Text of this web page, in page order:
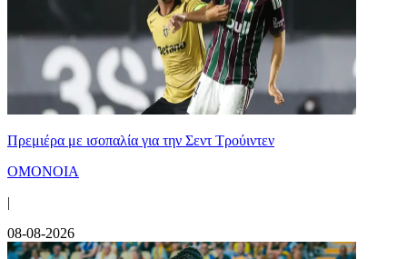
Πρεμιέρα με ισοπαλία για την Σεντ Τρούιντεν
ΟΜΟΝΟΙΑ
|
08-08-2026